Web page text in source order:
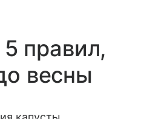
правил,
весны